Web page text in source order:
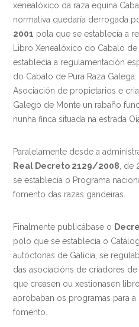
xenealóxico da raza equina
normativa quedaría derrogada
2001 pola que se establecía a
Libro Xenealóxico do Cabalo de
establecía a regulamentación
do Cabalo de Pura Raza
Asociación de propietarios e
Galego de Monte un rabaño
nunha finca situada na estrada
Paralelamente desde a
Real Decreto 2129/2008 ,
se establecía o Programa
fomento das razas gandeiras.
Finalmente publicábase o
polo que se establecía o
autóctonas de Galicia, se
das asociacións de criadores
que creasen ou xestionasen
aprobaban os programas para
fomento.